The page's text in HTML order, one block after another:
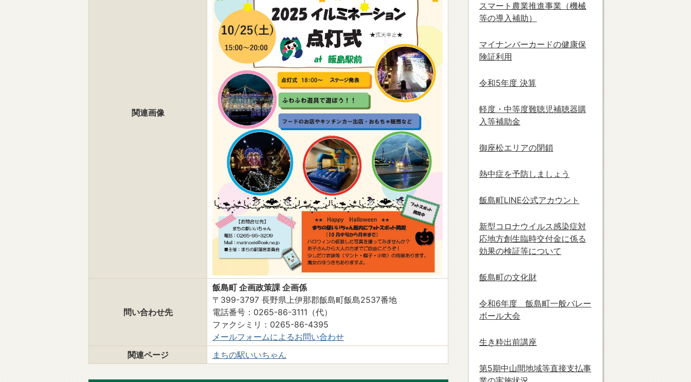
関連画像
問い合わせ先
飯島町 企画政策課 企画係
〒399-3797 長野県上伊那郡飯島町飯島2537番地
電話番号：0265-86-3111（代）
ファクシミリ：0265-86-4395
メールフォームによるお問い合わせ
関連ページ
まちの駅いいちゃん
スマート農業推進事業（機械
等の導入補助）
マイナンバーカードの健康保
険証利用
令和5年度 決算
軽度・中等度難聴児補聴器購
入等補助金
御座松エリアの閉鎖
熱中症を予防しましょう
飯島町LINE公式アカウント
新型コロナウイルス感染症対
応地方創生臨時交付金に係る
効果の検証等について
飯島町の文化財
令和6年度 飯島町一般バレー
ボール大会
生き粋出前講座
第5期中山間地域等直接支払事